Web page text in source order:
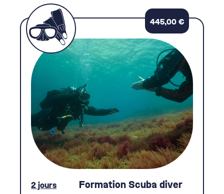
445,00 €
2 jours Formation Scuba diver